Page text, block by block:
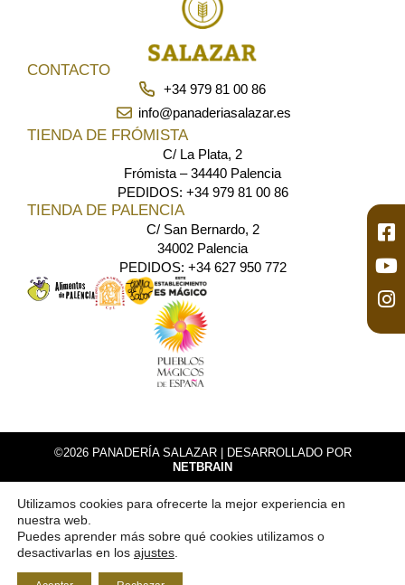
CONTACTO
+34 979 81 00 86
info@panaderiasalazar.es
TIENDA DE FRÓMISTA
C/ La Plata, 2
Frómista – 34440 Palencia
PEDIDOS: +34 979 81 00 86
TIENDA DE PALENCIA
C/ San Bernardo, 2
34002 Palencia
PEDIDOS: +34 627 950 772
©2026 PANADERÍA SALAZAR |
DESARROLLADO POR
NETBRAIN
POLÍTICA DE PRIVACIDAD
POLÍTICA DE COOKIES
POLÍTICA DE DEVOLUCIONES Y REEMBOLSOS
Utilizamos cookies para ofrecerte la mejor experiencia en
nuestra web.
Puedes aprender más sobre qué cookies utilizamos o
desactivarlas en los ajustes